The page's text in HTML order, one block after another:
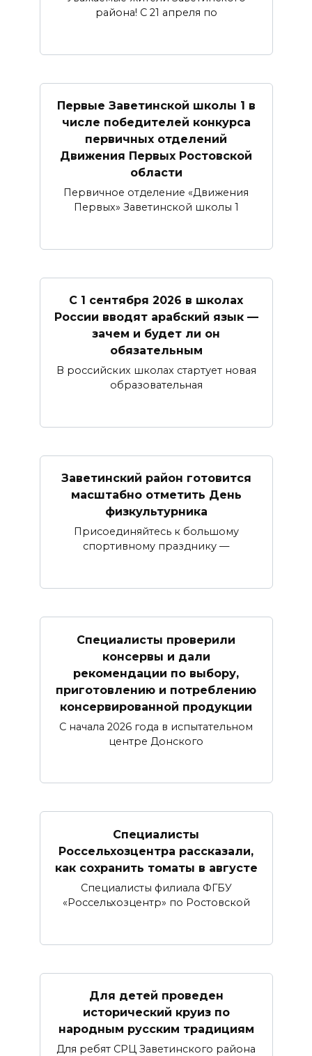
района! С 21 апреля по
Первые Заветинской школы 1 в
числе победителей конкурса
первичных отделений
Движения Первых Ростовской
области
Первичное отделение «Движения
Первых» Заветинской школы 1
С 1 сентября 2026 в школах
России вводят арабский язык —
зачем и будет ли он
обязательным
В российских школах стартует новая
образовательная
Заветинский район готовится
масштабно отметить День
физкультурника
Присоединяйтесь к большому
спортивному празднику —
Специалисты проверили
консервы и дали
рекомендации по выбору,
приготовлению и потреблению
консервированной продукции
С начала 2026 года в испытательном
центре Донского
Специалисты
Россельхозцентра рассказали,
как сохранить томаты в августе
Специалисты филиала ФГБУ
«Россельхозцентр» по Ростовской
Для детей проведен
исторический круиз по
народным русским традициям
Для ребят СРЦ Заветинского района